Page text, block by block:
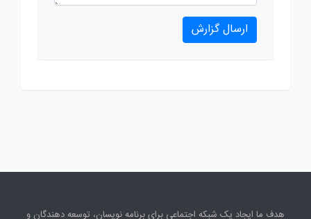
ارسال گزارش
هدف ما ایجاد یک شبکه اجتماعی برای برنامه نویسان، توسعه دهندگان و